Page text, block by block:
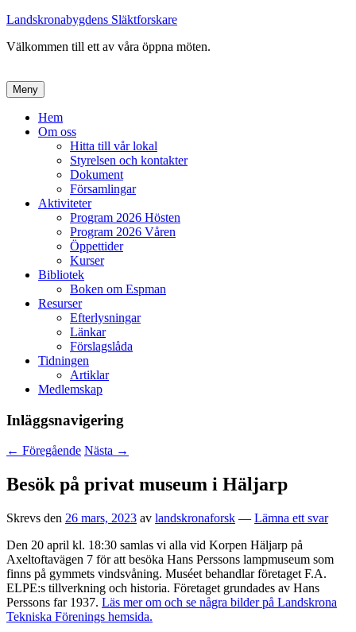
Landskronabygdens Släktforskare
Välkommen till ett av våra öppna möten.
Meny
Primär
meny
Hem
Om oss
Hitta till vår lokal
Styrelsen och kontakter
Dokument
Församlingar
Aktiviteter
Program 2026 Hösten
Program 2026 Våren
Öppettider
Kurser
Bibliotek
Boken om Espman
Resurser
Efterlysningar
Länkar
Förslagslåda
Tidningen
Artiklar
Medlemskap
Inläggsnavigering
← Föregående Nästa →
Besök på privat museum i Häljarp
Skrevs den 26 mars, 2023 av landskronaforsk — Lämna ett svar
Den 20 april kl. 18:30 samlas vi alla vid Korpen Häljarp på
Axeltoftavägen 7 för att besöka Hans Perssons lampmuseum som
finns på gymmets vindsvåning. Muséet behandlar företaget F.A.
ELPE:s tillverkning och historia. Företaget grundades av Hans
Perssons far 1937. Läs mer om och se några bilder på Landskrona
Tekniska Förenings hemsida.